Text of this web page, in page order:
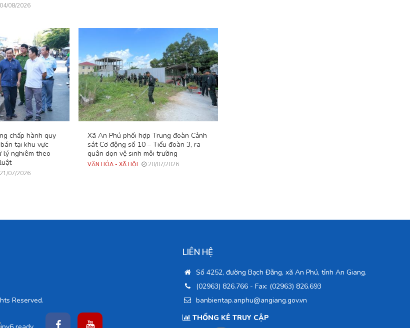
04/08/2026
chấp hành quy
tại khu vực
lý nghiêm theo
21/07/2026
Xã An Phú phối hợp Trung đoàn Cảnh
sát Cơ động số 10 – Tiểu đoàn 3, ra
quân dọn vệ sinh môi trường
VĂN HÓA - XÃ HỘI 20/07/2026
Reserved.
LIÊN HỆ
Số 4252, đường Bạch Đằng, xã An Phú, tỉnh An Giang.
(02963) 826.766 - Fax: (02963) 826.693
banbientap.anphu@angiang.gov.vn
THỐNG KÊ TRUY CẬP